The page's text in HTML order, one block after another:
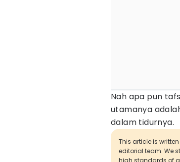
Nah apa pun
utamanya
dalam tidurnya.
This article is
editorial team. We
high standards of